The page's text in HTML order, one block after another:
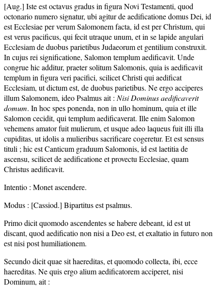
[Aug.] Iste est octavus gradus in figura Novi Testamenti, quod
octonario numero signatur, ubi agitur de aedificatione domus Dei, id
est Ecclesiae per verum Salomonem facta, id est per Christum, qui
est verus pacificus, qui fecit utraque unum, et in se lapide angulari
Ecclesiam de duobus parietibus Judaeorum et gentilium construxit.
In cujus rei significatione, Salomon templum aedificavit. Unde
congrue hic additur, praeter solitum Salomonis, quia is aedificavit
templum in figura veri pacifici, scilicet Christi qui aedificat
Ecclesiam, ut dictum est, de duobus parietibus. Ne ergo acciperes
illum Salomonem, ideo Psalmus ait : Nisi Dominus aedificaverit
domum. In hoc spes ponenda, non in ullo hominum, quia et ille
Salomon cecidit, qui templum aedificaverat. Ille enim Salomon
vehemens amator fuit mulierum, et usque adeo laqueus fuit illi illa
cupiditas, ut idolis a mulieribus sacrificare cogeretur. Et est sensus
tituli ; hic est Canticum graduum Salomonis, id est laetitia de
ascensu, scilicet de aedificatione et provectu Ecclesiae, quam
Christus aedificavit.
Intentio : Monet ascendere.
Modus : [Cassiod.] Bipartitus est psalmus.
Primo dicit quomodo ascendentes se habere debeant, id est ut
discant, quod aedificatio non nisi a Deo est, et exaltatio in futuro non
est nisi post humiliationem.
Secundo dicit quae sit haereditas, et quomodo collecta, ibi, ecce
haereditas. Ne quis ergo alium aedificatorem acciperet, nisi
Dominum, ait :